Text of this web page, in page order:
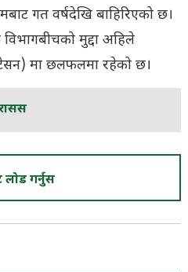
गत वर्षदेखि बाहिरिएको छ।
मुद्दा अहिले
मा छलफलमा रहेको छ।
गर्नुस